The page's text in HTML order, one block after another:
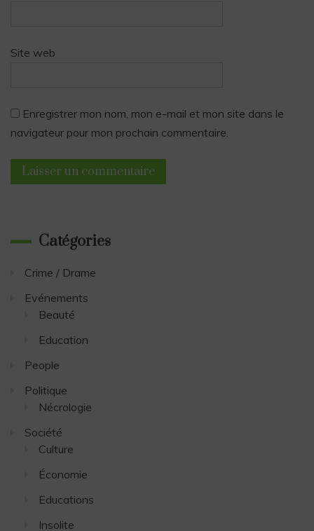
Site web
Enregistrer mon nom, mon e-mail et mon site dans le
navigateur pour mon prochain commentaire.
Catégories
Crime / Drame
Evénements
Beauté
Education
People
Politique
Nécrologie
Société
Culture
Économie
Educations
Insolite